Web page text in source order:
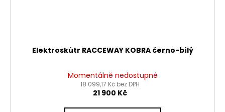
Elektroskútr RACCEWAY KOBRA černo-bílý
Momentálně nedostupné
18 099,17 Kč bez DPH
21 900 Kč